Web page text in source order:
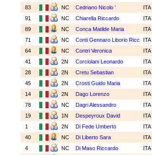
83
NC Cedriano Nicolo '
ITA
91
NC Chiarella Riccardo
ITA
89
NC Conca Matilde Maria
ITA
71
NC Conti Gennaro Liborio Ricc
ITA
64
NC Contri Veronica
ITA
41
2N Corciolani Leonardo
ITA
28
2N Cretu Sebastian
ITA
45
2N Crosti Guido Maria
ITA
14
2N Dago Lorenzo
ITA
78
NC Dagri Alessandro
ITA
19
1N Despeyroux David
ITA
1
2N Di Fede Umberto
ITA
40
NC Di Liberto Sara
ITA
4
NC Di Maso Riccardo
ITA